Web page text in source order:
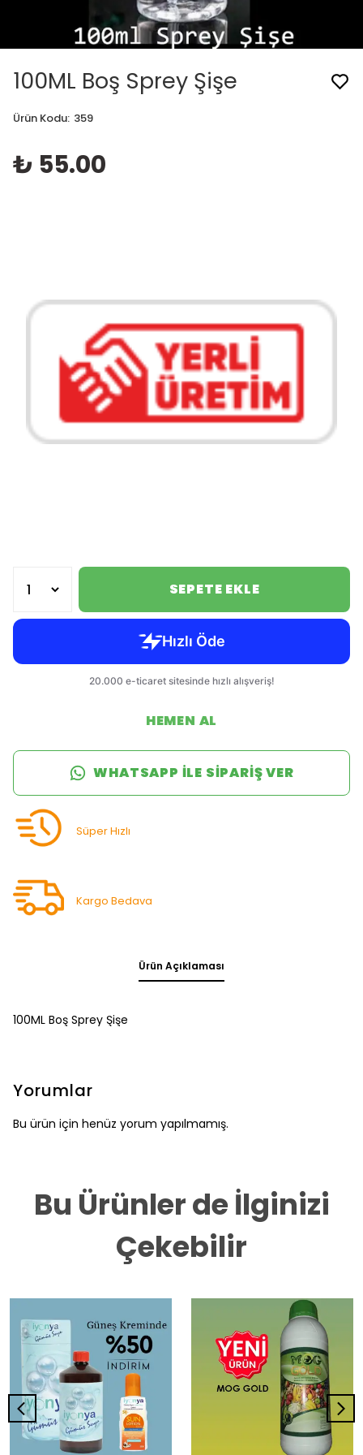
100ML Boş Sprey Şişe
Ürün Kodu: 359
₺ 55.00
SEPETE EKLE
HEMEN AL
WHATSAPP ILE SIPARIŞ VER
Süper Hızlı
Kargo Bedava
Ürün Açıklaması
100ML Boş Sprey Şişe
Yorumlar
Bu ürün için henüz yorum yapılmamış.
Bu Ürünler de İlginizi
Çekebilir